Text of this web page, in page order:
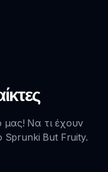
μας! Να τι έχουν
Sprunki But Fruity.